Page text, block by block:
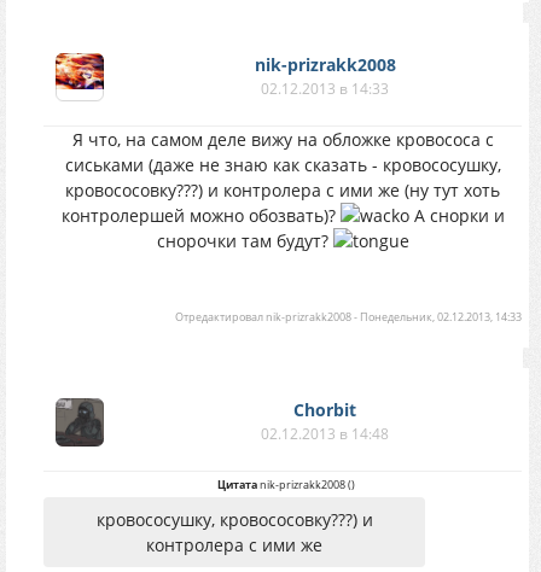
nik-prizrakk2008
02.12.2013 в 14:33
Я что, на самом деле вижу на обложке кровососа с
сиськами (даже не знаю как сказать - кровососушку,
кровососовку???) и контролера с ими же (ну тут хоть
контролершей можно обозвать)?
А снорки и
снорочки там будут?
Отредактировал nik-prizrakk2008- Понедельник, 02.12.2013, 14:33
Chorbit
02.12.2013 в 14:48
Цитатаnik-prizrakk2008()
кровососушку, кровососовку???) и
контролера с ими же